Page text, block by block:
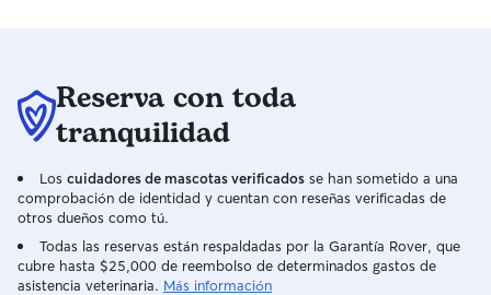
estrés, como San Juan o las fiestas
mayores, preparo un ambiente tranquilo
con música relajante y me quedo con
seguras. Para mí, cuidar de un animal no
es solo darle de comer o pasearlo. Es
personalidad, respetarla y hacer todo lo
posible para que se sienta seguro,
Reserva con toda
tranquilidad
Los cuidadores de mascotas verificados se han sometido a una
comprobación de identidad y cuentan con reseñas verificadas de
otros dueños como tú.
Todas las reservas están respaldadas por la Garantía Rover, que
cubre hasta $25,000 de reembolso de determinados gastos de
asistencia veterinaria. Más información